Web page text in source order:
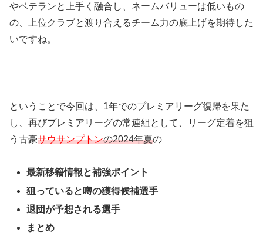
やベテランと上手く融合し、ネームバリューは低いもの
の、上位クラブと渡り合えるチーム力の底上げを期待した
いですね。
ということで今回は、1年でのプレミアリーグ復帰を果た
し、再びプレミアリーグの常連組として、リーグ定着を狙
う古豪サウサンプトンの2024年夏の
最新移籍情報と補強ポイント
狙っていると噂の獲得候補選手
退団が予想される選手
まとめ